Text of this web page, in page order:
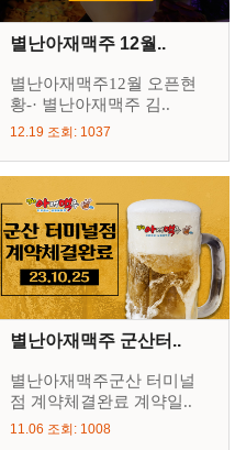
별난아재맥주 12월..
별난아재맥주12월 오픈현
황-· 별난아재맥주 김..
12.19 조회: 1037
별난아재맥주 군산터..
별난아재맥주군산 터미널
점 계약체결완료 계약일..
11.06 조회: 1008